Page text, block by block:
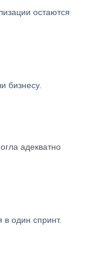
остаются
бизнесу.
адекватно
в один спринт.